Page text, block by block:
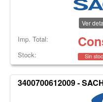
Ver
Imp. Total:
Stock: Sin
3400700612009 -